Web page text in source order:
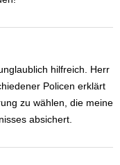
hilfreich. Herr
Policen erklärt
zu wählen, die meine
absichert.